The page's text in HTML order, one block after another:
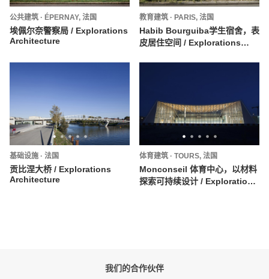
公共建筑 · ÉPERNAY, 法国
埃佩尔奈警察局 / Explorations
Architecture
教育建筑 · PARIS, 法国
Habib Bourguiba学生宿舍，表
皮居住空间 / Explorations
基础设施 · 法国
贡比涅大桥 / Explorations
Architecture
体育建筑 · TOURS, 法国
Monconseil 体育中心，以材料
探索可持续设计 / Explorations